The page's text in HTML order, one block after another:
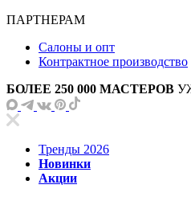
ПАРТНЕРАМ
Салоны и опт
Контрактное производство
БОЛЕЕ 250 000 МАСТЕРОВ
Тренды 2026
Новинки
Акции